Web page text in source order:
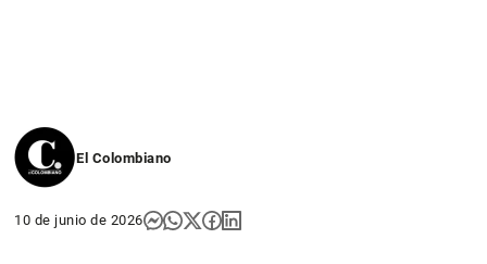
El Colombiano
10 de junio de 2026